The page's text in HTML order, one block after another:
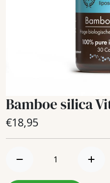
Bamboe silica
€18,95